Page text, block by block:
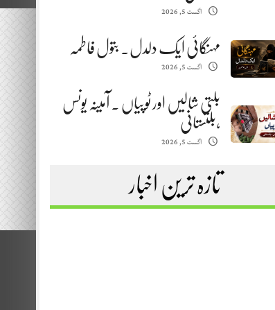
اگست 5, 2026
مہنگائی ایک دلدل. بتول فاطمہ
اگست 5, 2026
بلتی شالیں اور ٹوپیاں . آمینہ یونس
،بلتستانی
اگست 5, 2026
تازہ ترین اخبار